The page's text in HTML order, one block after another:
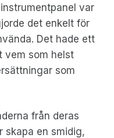
var
det enkelt för
Det hade ett
vem som helst
som
från deras
skapa en smidig,